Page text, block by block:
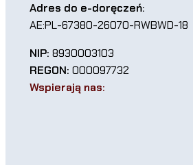
Adres do e-doręczeń:
AE:PL-67380-26070-RWBWD-18
NIP: 8930003103
REGON: 000097732
Wspierają nas: